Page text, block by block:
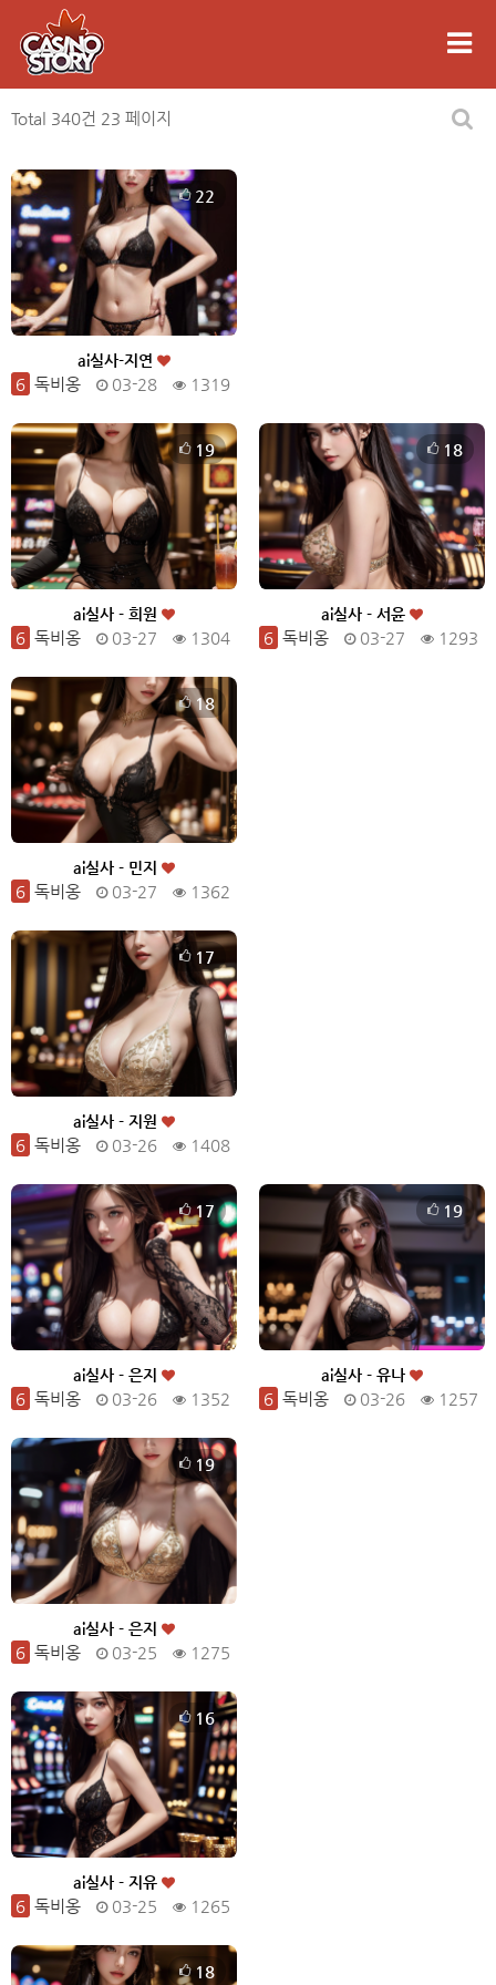
Total 340건 23 페이지
ai실사-지연
6 독비옹 03-28 1319
22
ai실사 - 희원
6 독비옹 03-27 1304
19
ai실사 - 서윤
6 독비옹 03-27 1293
18
ai실사 - 민지
6 독비옹 03-27 1362
18
ai실사 - 지원
6 독비옹 03-26 1408
17
ai실사 - 은지
6 독비옹 03-26 1352
17
ai실사 - 유나
6 독비옹 03-26 1257
19
ai실사 - 은지
6 독비옹 03-25 1275
19
ai실사 - 지유
6 독비옹 03-25 1265
16
18